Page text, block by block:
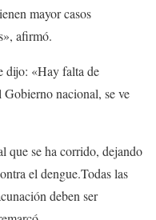
mayor casos
afirmó.
dijo: «Hay falta de
nacional, se ve
que se ha corrido, dejando
el dengue.Todas las
deben ser